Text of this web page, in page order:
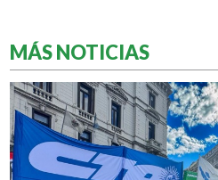
MÁS NOTICIAS